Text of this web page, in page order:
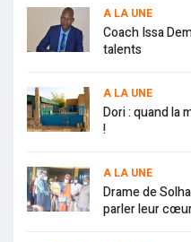
A LA UNE
Coach Issa
talents
A LA UNE
Dori : quand la
!
A LA UNE
Drame de
parler leur